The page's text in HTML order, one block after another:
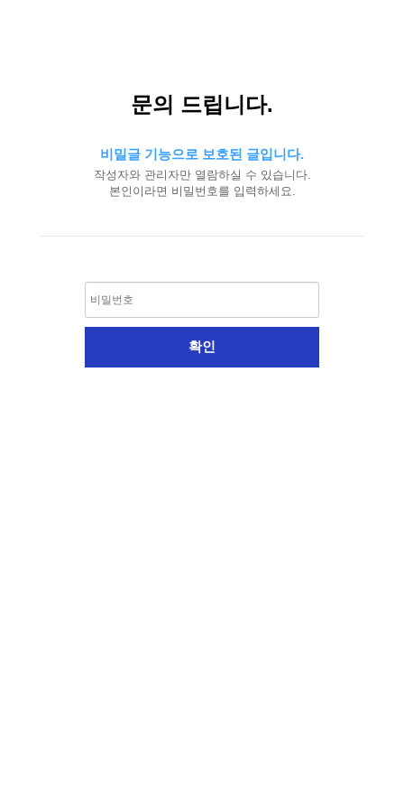
문의 드립니다.
비밀글 기능으로 보호된 글입니다.
작성자와 관리자만 열람하실 수 있습니다.
본인이라면 비밀번호를 입력하세요.